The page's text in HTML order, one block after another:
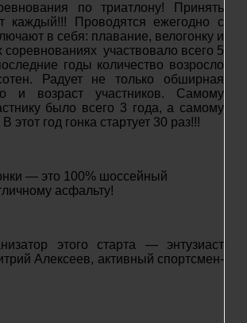
по триатлону! Принять
каждый!!! Проводятся ежегодно с
в себя: плавание, велогонку и
соревнованиях участвовало всего 5
годы количество возросло
Радует не только обширная
и возраст участников. Самому
было всего 3 года, а самому
этот год гонка стартует 30 раз!!!
— это 100% шоссейный
асфальту!
этого старта — энтузиаст
Алексеев, активный спортсмен-